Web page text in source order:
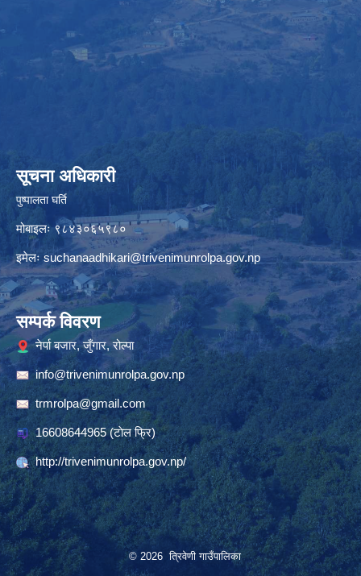
सूचना अधिकारी
पुष्पालता घर्ति
मोबाइलः ९८४३०६५९८०
इमेलःsuchanaadhikari@trivenimunrolpa.gov.np
सम्पर्क विवरण
नेर्पा बजार, जुँगार, रोल्पा
info@trivenimunrolpa.gov.np
trmrolpa@gmail.com
16608644965(टाेल फ्रि)
http://trivenimunrolpa.gov.np/
© 2026 त्रिवेणी गाउँपालिका